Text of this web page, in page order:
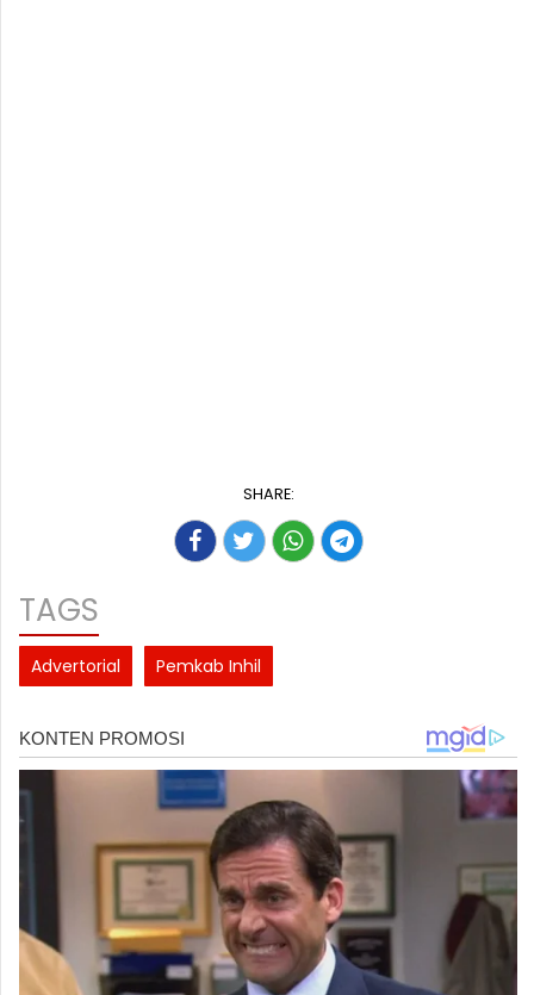
SHARE:
TAGS
Advertorial Pemkab Inhil